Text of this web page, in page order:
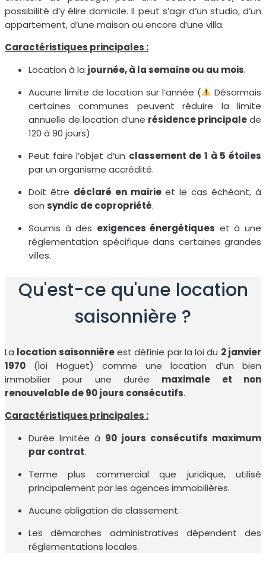
possibilité d’y élire domicile. Il peut s’agir d’un studio, d’un
appartement, d’une maison ou encore d’une villa.
Caractéristiques principales :
Location à la journée, à la semaine ou au mois.
Aucune limite de location sur l’année (
Désormais
certaines communes peuvent réduire la limite
annuelle de location d’une résidence principalede
120 à 90 jours)
Peut faire l’objet d’un classement de 1 à 5 étoiles
par un organisme accrédité.
Doit être déclaré en mairie et le cas échéant, à
son syndic de copropriété.
Soumis à des exigences énergétiques et à une
réglementation spécifique dans certaines grandes
villes.
Qu'est-ce qu'une location
saisonnière ?
La location saisonnièreest définie par la loi du 2 janvier
1970 (loi Hoguet) comme une location d’un bien
immobilier pour une durée maximale et non
renouvelable de 90 jours consécutifs.
Caractéristiques principales :
Durée limitée à 90 jours consécutifs maximum
par contrat.
Terme plus commercial que juridique, utilisé
principalement par les agences immobilières.
Aucune obligation de classement.
Les démarches administratives dépendent des
réglementations locales.